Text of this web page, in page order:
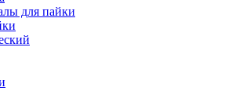
для пайки